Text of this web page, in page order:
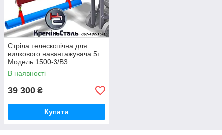
Стріла телескопічна для
вилкового навантажувача 5т.
Модель 1500-3/В3.
В наявності
39 300 ₴
Купити